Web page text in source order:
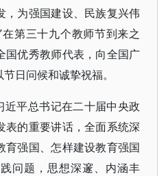
，为强国建设、民族复兴伟
第三十九个教师节到来之
国优秀教师代表，向全国广
日问候和诚挚祝福。
近平总书记在二十届中央政
表的重要讲话，全面系统深
育强国、怎样建设教育强国
问题，思想深邃、内涵丰